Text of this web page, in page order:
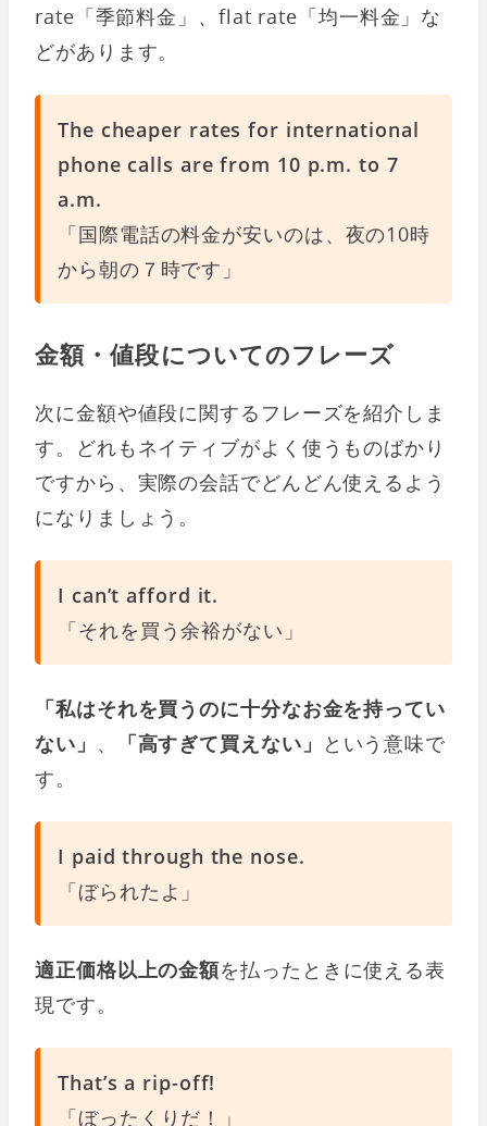
rate「季節料金」、flat rate「均一料金」な
どがあります。
The cheaper rates for international
phone calls are from 10 p.m. to 7
a.m.
「国際電話の料金が安いのは、夜の10時
から朝の７時です」
金額・値段についてのフレーズ
次に金額や値段に関するフレーズを紹介しま
す。どれもネイティブがよく使うものばかり
ですから、実際の会話でどんどん使えるよう
になりましょう。
I can’t afford it.
「それを買う余裕がない」
「私はそれを買うのに十分なお金を持ってい
ない」 、 「高すぎて買えない」 という意味で
す。
I paid through the nose.
「ぼられたよ」
適正価格以上の金額を払ったときに使える表
現です。
That’s a rip-off!
「ぼったくりだ！」